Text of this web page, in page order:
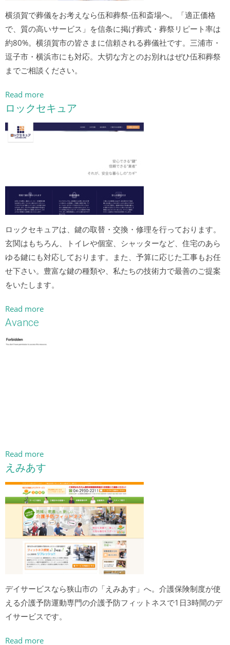
横須賀で葬儀をお考えなら伍和葬祭-伍和斎場へ。「適正価格
で、質の高いサービス」を信条に掲げ葬式・葬祭リピート率は
約80%。横須賀市の皆さまに信頼される葬儀社です。三浦市・
逗子市・横浜市にも対応。大切な方とのお別れはぜひ伍和葬祭
までご相談ください。
Read more
ロックセキュア
ロックセキュアは、鍵の取替・交換・修理を行っております。
玄関はもちろん、トイレや個室、シャッターなど、住宅のあら
ゆる鍵にも対応しております。また、予算に応じた工事もお任
せ下さい。豊富な鍵の種類や、私たちの技術力で最善のご提案
をいたします。
Read more
Avance
Read more
えみあす
デイサービスなら狭山市の「えみあす」へ。介護保険制度が使
える介護予防運動専門の介護予防フィットネスで1日3時間のデ
イサービスです。
Read more